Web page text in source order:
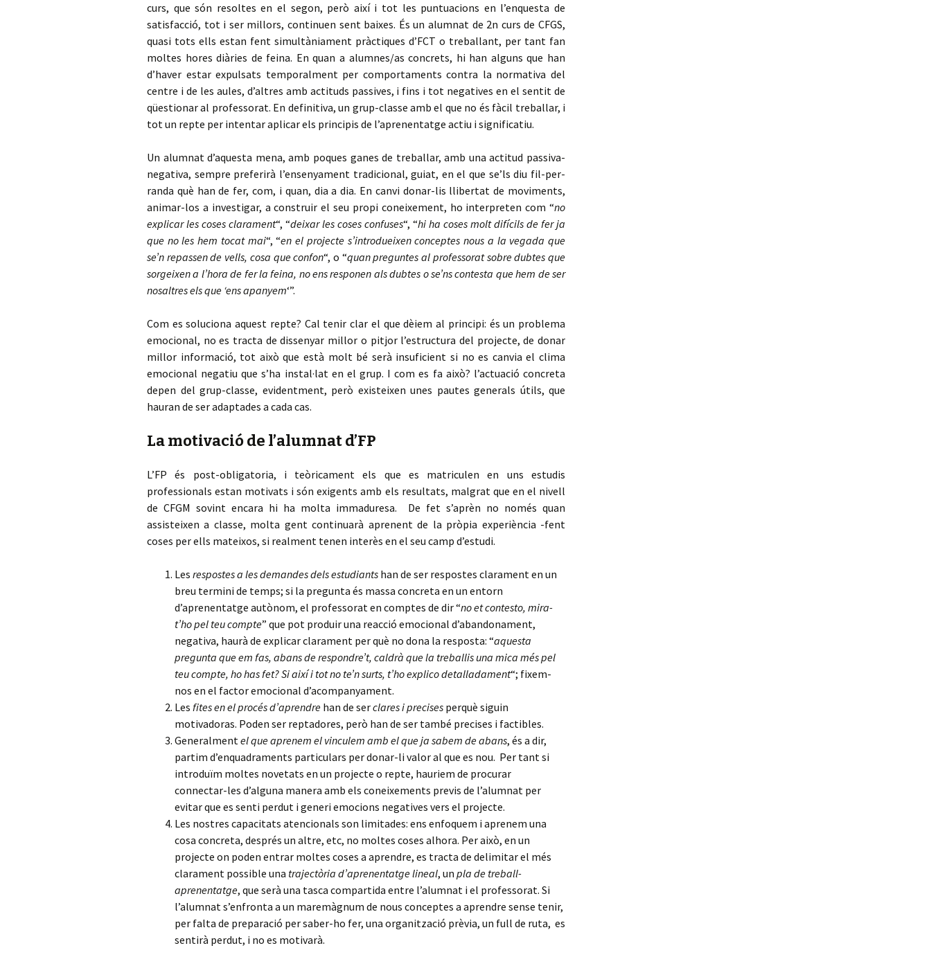
curs, que són resoltes en el segon, però així i tot les puntuacions en l’enquesta de
satisfacció, tot i ser millors, continuen sent baixes. És un alumnat de 2n curs de CFGS,
quasi tots ells estan fent simultàniament pràctiques d’FCT o treballant, per tant fan
moltes hores diàries de feina. En quan a alumnes/as concrets, hi han alguns que han
d’haver estar expulsats temporalment per comportaments contra la normativa del
centre i de les aules, d’altres amb actituds passives, i fins i tot negatives en el sentit de
qüestionar al professorat. En definitiva, un grup-classe amb el que no és fàcil treballar, i
tot un repte per intentar aplicar els principis de l’aprenentatge actiu i significatiu.
Un alumnat d’aquesta mena, amb poques ganes de treballar, amb una actitud passiva-
negativa, sempre preferirà l’ensenyament tradicional, guiat, en el que se’ls diu fil-per-
randa què han de fer, com, i quan, dia a dia. En canvi donar-lis llibertat de moviments,
animar-los a investigar, a construir el seu propi coneixement, ho interpreten com “no
explicar les coses clarament“, “deixar les coses confuses“, “hi ha coses molt difícils de fer ja
que no les hem tocat mai“, “en el projecte s’introdueixen conceptes nous a la vegada que
se’n repassen de vells, cosa que confon“, o “quan preguntes al professorat sobre dubtes que
sorgeixen a l’hora de fer la feina, no ens responen als dubtes o se’ns contesta que hem de ser
nosaltres els que ‘ens apanyem‘”.
Com es soluciona aquest repte? Cal tenir clar el que dèiem al principi: és un problema
emocional, no es tracta de dissenyar millor o pitjor l’estructura del projecte, de donar
millor informació, tot això que està molt bé serà insuficient si no es canvia el clima
emocional negatiu que s’ha instal·lat en el grup. I com es fa això? l’actuació concreta
depen del grup-classe, evidentment, però existeixen unes pautes generals útils, que
hauran de ser adaptades a cada cas.
La motivació de l’alumnat d’FP
L’FP és post-obligatoria, i teòricament els que es matriculen en uns estudis
professionals estan motivats i són exigents amb els resultats, malgrat que en el nivell
de CFGM sovint encara hi ha molta immaduresa. De fet s’aprèn no només quan
assisteixen a classe, molta gent continuarà aprenent de la pròpia experiència -fent
coses per ells mateixos, si realment tenen interès en el seu camp d’estudi.
Les respostes a les demandes dels estudiants han de ser respostes clarament en un
breu termini de temps; si la pregunta és massa concreta en un entorn
d’aprenentatge autònom, el professorat en comptes de dir “no et contesto, mira-
t’ho pel teu compte” que pot produir una reacció emocional d’abandonament,
negativa, haurà de explicar clarament per què no dona la resposta: “aquesta
pregunta que em fas, abans de respondre’t, caldrà que la treballis una mica més pel
teu compte, ho has fet? Si així i tot no te’n surts, t’ho explico detalladament“; fixem-
nos en el factor emocional d’acompanyament.
Les fites en el procés d’aprendre han de serclares i precises perquè siguin
motivadoras. Poden ser reptadores, però han de ser també precises i factibles.
Generalmentel que aprenem el vinculem amb el que ja sabem de abans, és a dir,
partim d’enquadraments particulars per donar-li valor al que es nou. Per tant si
introduïm moltes novetats en un projecte o repte, hauriem de procurar
connectar-les d’alguna manera amb els coneixements previs de l’alumnat per
evitar que es senti perdut i generi emocions negatives vers el projecte.
Les nostres capacitats atencionals son limitades: ens enfoquem i aprenem una
cosa concreta, després un altre, etc, no moltes coses alhora. Per això, en un
projecte on poden entrar moltes coses a aprendre, es tracta de delimitar el més
clarament possible una trajectòria d’aprenentatge lineal, un pla de treball-
aprenentatge, que serà una tasca compartida entre l’alumnat i el professorat. Si
l’alumnat s’enfronta a un maremàgnum de nous conceptes a aprendre sense tenir,
per falta de preparació per saber-ho fer, una organització prèvia, un full de ruta, es
sentirà perdut, i no es motivarà.